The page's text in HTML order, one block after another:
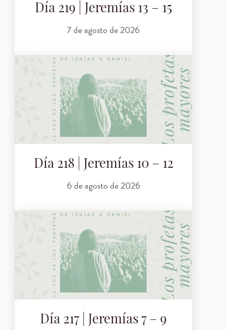
Día 219 | Jeremías 13 – 15
7 de agosto de 2026
Día 218 | Jeremías 10 – 12
6 de agosto de 2026
Día 217 | Jeremías 7 – 9